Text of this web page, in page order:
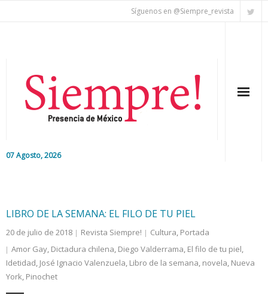
Síguenos en @Siempre_revista
07 Agosto, 2026
Nacional
Colaboradores
LIBRO DE LA SEMANA: EL FILO DE TU PIEL
20 de julio de 2018 Revista Siempre! Cultura, Portada
Amor Gay, Dictadura chilena, Diego Valderrama, El filo de tu piel,
Idetidad, José Ignacio Valenzuela, Libro de la semana, novela, Nueva
York, Pinochet